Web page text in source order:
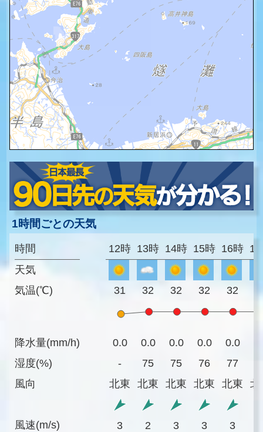
1時間ごとの天気
時間
天気
気温(℃)
降水量(mm/h)
湿度(%)
風向
風速(m/s)
12時 13時 14時 15時 16時
31 32 32 32 32
0.0 0.0 0.0 0.0 0.0
-
75 75 76 77
北東
北東 北東 北東 北東 北
3 2 3 3 3